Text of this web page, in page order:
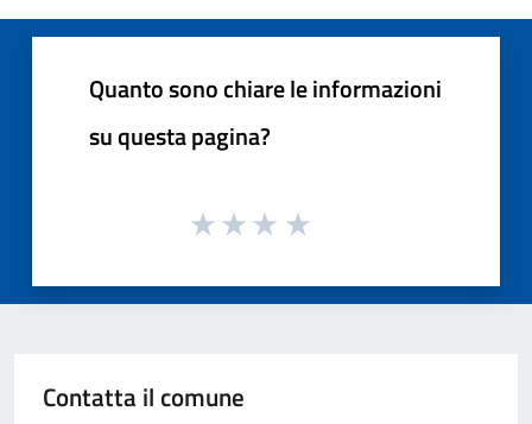
Quanto sono chiare le informazioni
su questa pagina?
Contatta il comune